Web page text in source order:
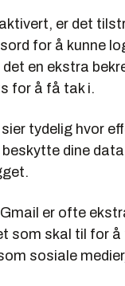
er det
for å kunne
en ekstra
for å få tak i.
tydelig hvor
dine
er ofte
som skal til for
sosiale